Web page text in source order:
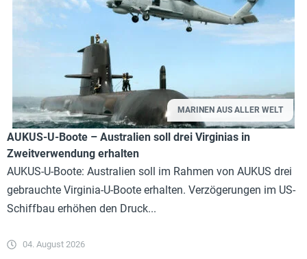
MARINEN AUS ALLER WELT
AUKUS-U-Boote – Australien soll drei Virginias in
Zweitverwendung erhalten
AUKUS-U-Boote: Australien soll im Rahmen von AUKUS drei
gebrauchte Virginia-U-Boote erhalten. Verzögerungen im US-
Schiffbau erhöhen den Druck...
04. August 2026